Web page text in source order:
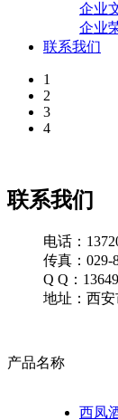
企业
企业
联系我们
1
2
3
4
联系我们
电话：
传真：029-
Q Q：
地址：西
产品名称
西凤